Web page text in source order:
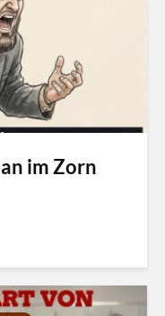
im Zorn